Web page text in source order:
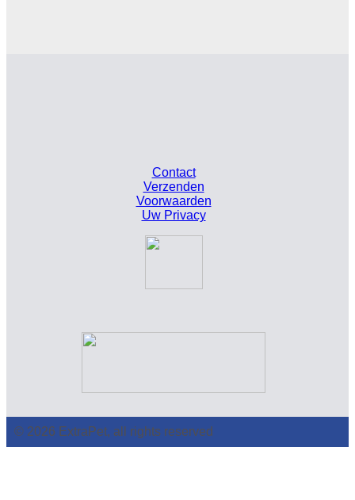
Contact
Verzenden
Voorwaarden
Uw Privacy
© 2026 ExtraPet, all rights reserved